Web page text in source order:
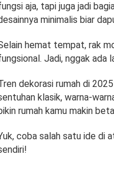
aja, tapi juga jadi
minimalis biar
hemat tempat, rak
Jadi, nggak ada
dekorasi rumah di
klasik, warna-
rumah kamu makin
coba salah satu ide di